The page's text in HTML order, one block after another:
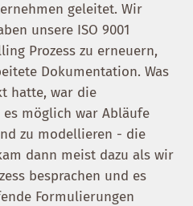
geleitet. Wir
unsere ISO 9001
Prozess zu erneuern,
Dokumentation. Was
hatte, war die
möglich war Abläufe
zu modellieren - die
dann meist dazu als wir
besprachen und es
Formulierungen